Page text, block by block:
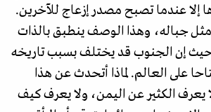
إلا عندما تصبح مصدر إزعاج للآخرين.
جباله، وهذا الوصف ينطبق بالذات
إن الجنوب قد يختلف بسبب تاريخه
على العالم. لماذا أتحدث عن هذا
يعرف الكثير عن اليمن، ولا يعرف كيف